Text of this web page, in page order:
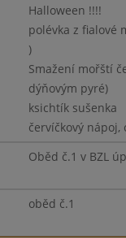
Halloween !!!!
polévka z fialové
)
Smažení mořští
dýňovým pyré)
ksichtík sušenka
červíčkový nápoj,
Oběd č.1 v BZL
oběd č.1